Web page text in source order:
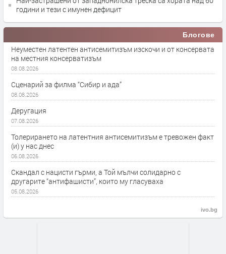
години и тези с имунен дефицит
Блогове
Неуместен латентен антисемитизъм изскочи и от консервата
на местния консерватизъм
08.08.2026
Сценарий за филма “Сибир и ада”
08.08.2026
Деругация
07.08.2026
Толерирането на латентния антисемитизъм е тревожен факт
(и) у нас днес
06.08.2026
Скандал с нацисти гърми, а Той мълчи солидарно с
другарите “антифашисти”, които му гласуваха
05.08.2026
ivo.bg